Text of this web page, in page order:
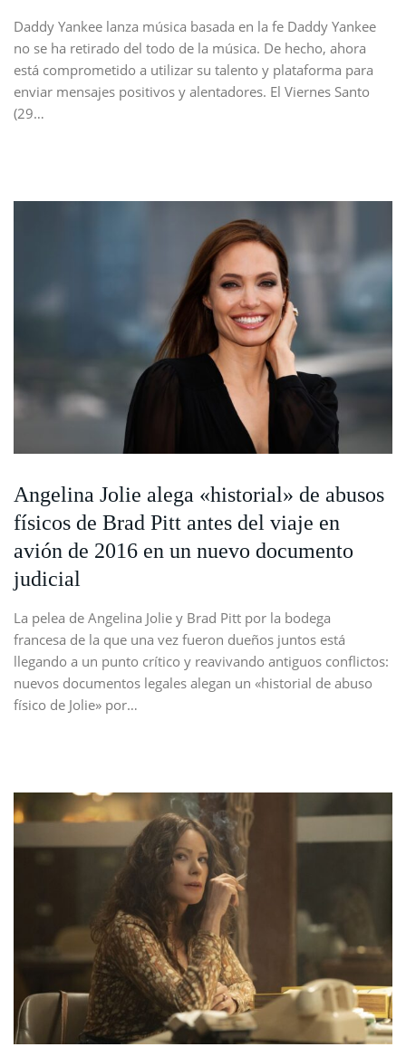
Daddy Yankee lanza música basada en la fe Daddy Yankee
no se ha retirado del todo de la música. De hecho, ahora
está comprometido a utilizar su talento y plataforma para
enviar mensajes positivos y alentadores. El Viernes Santo
(29…
Angelina Jolie alega «historial» de abusos
físicos de Brad Pitt antes del viaje en
avión de 2016 en un nuevo documento
judicial
La pelea de Angelina Jolie y Brad Pitt por la bodega
francesa de la que una vez fueron dueños juntos está
llegando a un punto crítico y reavivando antiguos conflictos:
nuevos documentos legales alegan un «historial de abuso
físico de Jolie» por…